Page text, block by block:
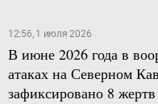
12:56, 1 июля 2026
В июне 2026 года в
атаках на Северном
зафиксировано 8 жертв